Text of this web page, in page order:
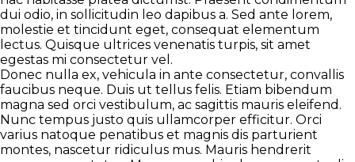
dui odio, in sollicitudin leo dapibus a. Sed ante lorem,
molestie et tincidunt eget, consequat elementum
lectus. Quisque ultrices venenatis turpis, sit amet
egestas mi consectetur vel.
Donec nulla ex, vehicula in ante consectetur, convallis
faucibus neque. Duis ut tellus felis. Etiam bibendum
magna sed orci vestibulum, ac sagittis mauris eleifend.
Nunc tempus justo quis ullamcorper efficitur. Orci
varius natoque penatibus et magnis dis parturient
montes, nascetur ridiculus mus. Mauris hendrerit